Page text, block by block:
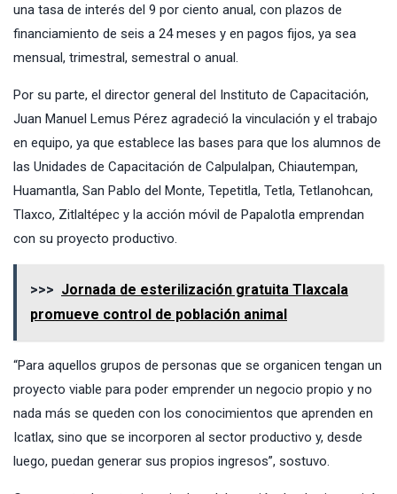
una tasa de interés del 9 por ciento anual, con plazos de
financiamiento de seis a 24 meses y en pagos fijos, ya sea
mensual, trimestral, semestral o anual.
Por su parte, el director general del Instituto de Capacitación,
Juan Manuel Lemus Pérez agradeció la vinculación y el trabajo
en equipo, ya que establece las bases para que los alumnos de
las Unidades de Capacitación de Calpulalpan, Chiautempan,
Huamantla, San Pablo del Monte, Tepetitla, Tetla, Tetlanohcan,
Tlaxco, Zitlaltépec y la acción móvil de Papalotla emprendan
con su proyecto productivo.
>>> Jornada de esterilización gratuita Tlaxcala
promueve control de población animal
“Para aquellos grupos de personas que se organicen tengan un
proyecto viable para poder emprender un negocio propio y no
nada más se queden con los conocimientos que aprenden en
Icatlax, sino que se incorporen al sector productivo y, desde
luego, puedan generar sus propios ingresos”, sostuvo.